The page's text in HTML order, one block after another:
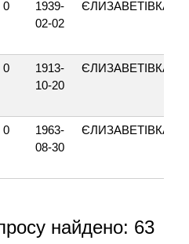
0
1939-
02-02
ЄЛИЗАВЕТІВКА
0
1913-
10-20
ЄЛИЗАВЕТІВКА
0
1963-
08-30
ЄЛИЗАВЕТІВКА
найдено: 63